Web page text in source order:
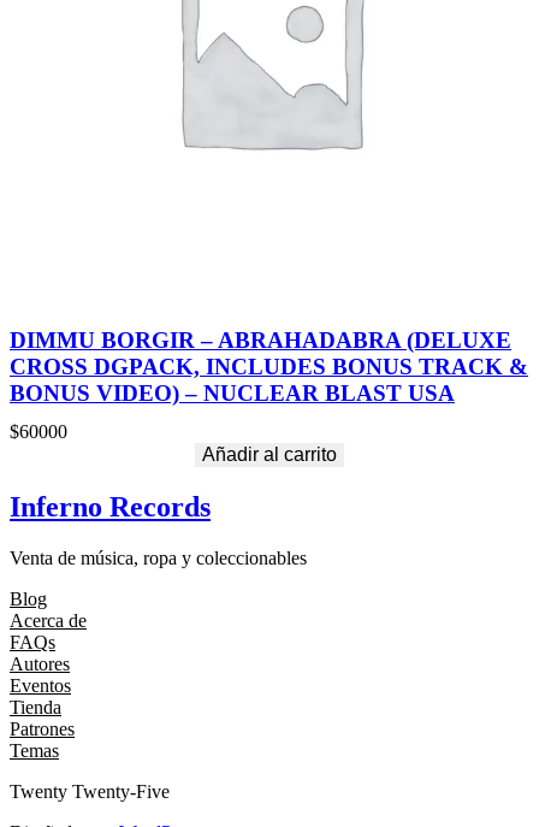
DIMMU BORGIR – ABRAHADABRA (DELUXE
CROSS DGPACK, INCLUDES BONUS TRACK &
BONUS VIDEO) – NUCLEAR BLAST USA
$60000
Añadir al carrito
Inferno Records
Venta de música, ropa y coleccionables
Blog
Acerca de
FAQs
Autores
Eventos
Tienda
Patrones
Temas
Twenty Twenty-Five